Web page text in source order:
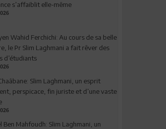
s’affaiblit elle-même
Wahid Ferchichi: Au cours de sa belle
le Pr Slim Laghmani a fait rêver des
d’étudiants
Slim Laghmani, un esprit
perspicace, fin juriste et d’une vaste
Ben Mahfoudh: Slim Laghmani, un